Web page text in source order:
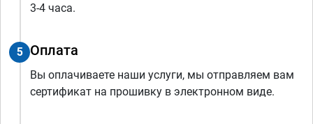
3-4 часа.
5 Оплата
Вы оплачиваете наши услуги, мы отправляем вам
сертификат на прошивку в электронном виде.